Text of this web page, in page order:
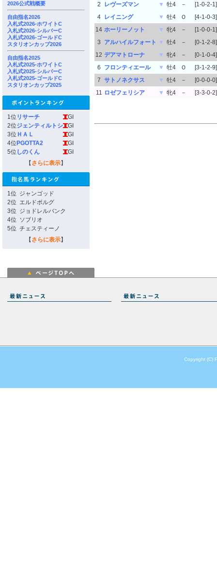
2026公式戦概要
自由指名2026
入札式2026-ホワイトC
入札式2026-シルバーC
入札式2026-ゴールドC
スタリオンカップ2026
自由指名2025
入札式2025-ホワイトC
入札式2025-シルバーC
入札式2025-ゴールドC
スタリオンカップ2025
1位 リサーチ
GI
2位ジェンティルトシ
GI
3位 ＨＡＬ
GI
4位 PGOTTA2
GI
5位 しのくん
GI
【 さらに表示】
1位 ジャンゴッド
2位 エルドボルグ
3位 ジョドレルバンク
4位 ソブリオ
5位 チェスティーノ
【 さらに表示】
2
レヴーズマン ▼ 牡4 －
[1-0-2-1]
4
レイニング ▼ 牡4 Ｏ
[4-1-0-3]
14 ホーリーノット ▼ 牝4 －
[1-0-0-1]
3
アルハイルフォート ▼ 牡4 －
[0-1-2-8]
12 デアマトローナ ▼ 牝4 －
[0-1-0-4]
6
フロンティエール ▼ 牡4 Ｏ
[3-1-2-9]
7 サトノネクサス ▼ 牡4 －
[0-0-0-0]
11 ロゼフェリシア ▼ 牝4 － [3-3-0-2]
Copyright (C)